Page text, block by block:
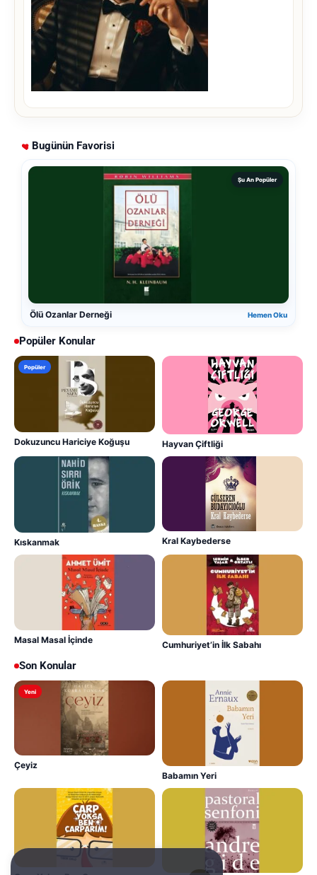
Bugünün Favorisi
Şu An Popüler
Ölü Ozanlar Derneği Hemen Oku
Popüler Konular
Popüler
Dokuzuncu Hariciye Koğuşu Hayvan Çiftliği
Kıskanmak Kral Kaybederse
Masal Masal İçinde
Cumhuriyet’in İlk Sabahı
Son Konular
Yeni
Çeyiz
Babamın Yeri